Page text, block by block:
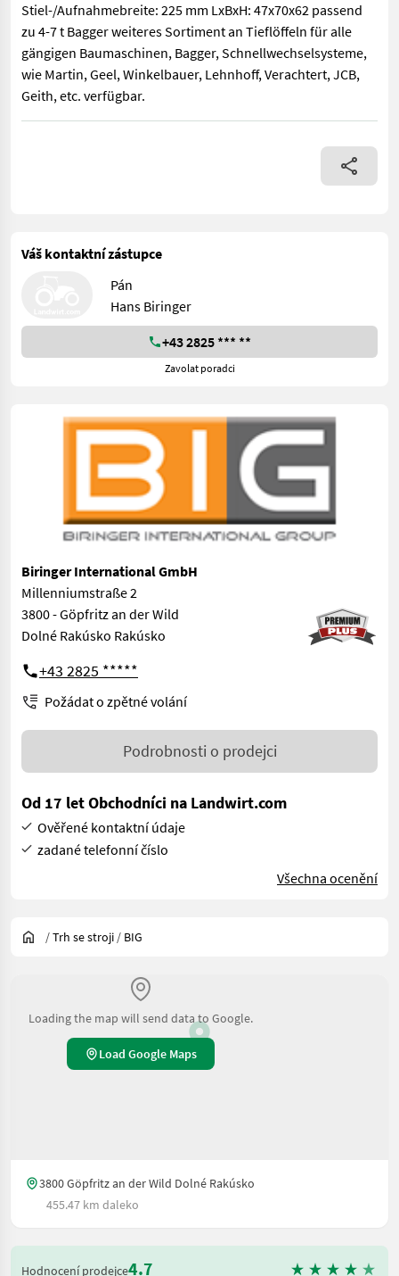
Stiel-/Aufnahmebreite: 225 mm LxBxH: 47x70x62 passend
zu 4-7 t Bagger weiteres Sortiment an Tieflöffeln für alle
gängigen Baumaschinen, Bagger, Schnellwechselsysteme,
wie Martin, Geel, Winkelbauer, Lehnhoff, Verachtert, JCB,
Geith, etc. verfügbar.
BIG Tieflöffel 45 cm Arbeitsbreite mit Arden Aufnahme mit
Váš kontaktní zástupce
Pán
Hans Biringer
+43 2825 *** **
Zavolat poradci
Biringer International GmbH
Millenniumstraße 2
3800 - Göpfritz an der Wild
Dolné Rakúsko Rakúsko
+43 2825 *****
Požádat o zpětné volání
Podrobnosti o prodejci
Od 17 let Obchodníci na Landwirt.com
Ověřené kontaktní údaje
zadané telefonní číslo
Všechna ocenění
/Trh se stroji / BIG
Loading the map will send data to Google.
Load Google Maps
3800 Göpfritz an der Wild Dolné Rakúsko
455.47 km daleko
Hodnocení prodejce4.7